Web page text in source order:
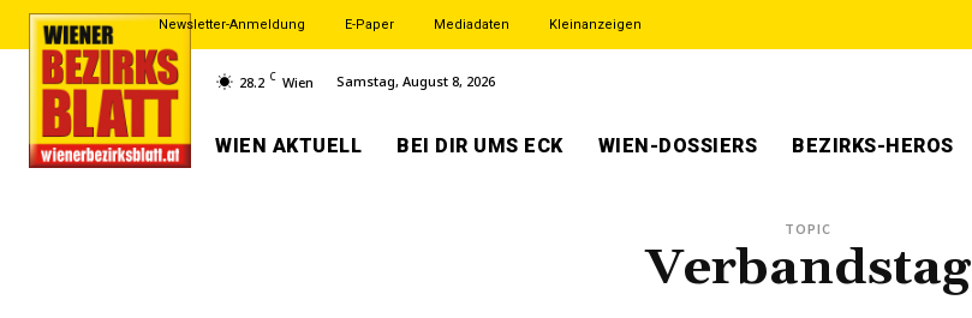
Newsletter-Anmeldung E-Paper Mediadaten Kleinanzeigen
28.2 C Wien Samstag, August 8, 2026
WIEN AKTUELL BEI DIR UMS ECK WIEN-DOSSIERS BEZIRKS-HEROS
TOPIC
Verbandstag